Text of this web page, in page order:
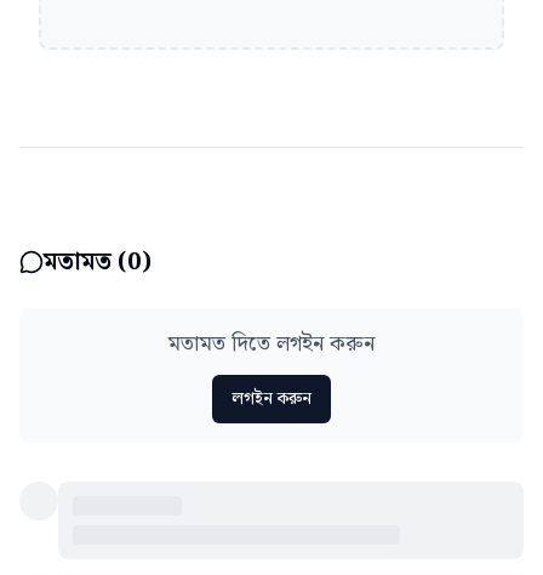
মতামত (0)
মতামত দিতে লগইন করুন
লগইন করুন